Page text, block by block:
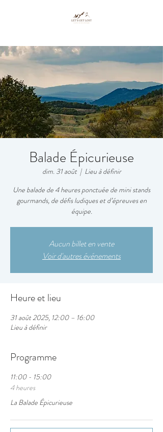
Balade Épicurieuse
dim. 31 août
  |
Lieu à définir
Une balade de 4 heures ponctuée de mini stands
gourmands, de défis ludiques et d’épreuves en
équipe.
Aucun billet en vente
Voir d'autres événements
Heure et lieu
31 août 2025, 12:00 – 16:00
Lieu à définir
Programme
11:00 - 15:00
4 heures
La Balade Épicurieuse